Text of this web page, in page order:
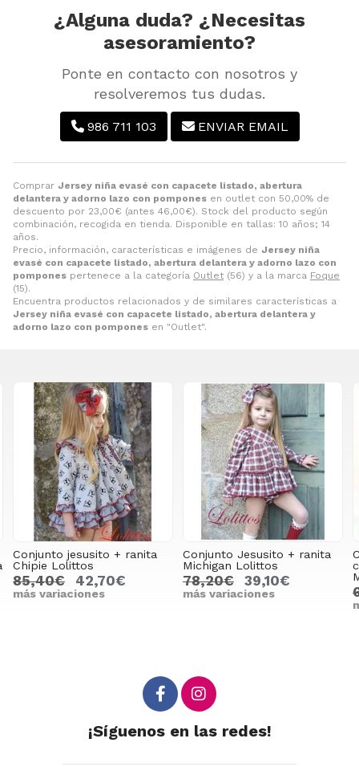
Comprar Jersey niña evasé con capacete listado, abertura
delantera y adorno lazo con pompones en outlet con 50,00% de
descuento por 23,00€ (antes 46,00€). Stock del producto según
combinación, recogida en tienda. Disponible en tallas: 10 años; 14
años.
Precio, información, características e imágenes de Jersey niña
evasé con capacete listado, abertura delantera y adorno lazo con
pompones pertenece a la categoría Outlet (56) y a la marca Foque
(15).
Encuentra productos relacionados y de similares características a
Jersey niña evasé con capacete listado, abertura delantera y
adorno lazo con pompones en "Outlet".
¿Alguna duda? ¿Necesitas
asesoramiento?
Ponte en contacto con nosotros y
resolveremos tus dudas.
986 711 103 ENVIAR EMAIL
ranita
Conjunto Jesusito + ranita
Michigan Lolittos
78,20€
más variaciones
Conjunto niña
colección 5 lobitos la
Martinica
64,40€ 45,08€
¡Síguenos en las redes!